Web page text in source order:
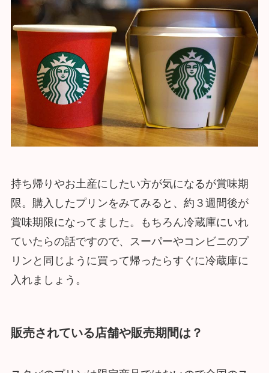
持ち帰りやお土産にしたい方が気になるが賞味期
限。購入したプリンをみてみると、約３週間後が
賞味期限になってました。もちろん冷蔵庫にいれ
ていたらの話ですので、スーパーやコンビニのプ
リンと同じように買って帰ったらすぐに冷蔵庫に
入れましょう。
販売されている店舗や販売期間は？